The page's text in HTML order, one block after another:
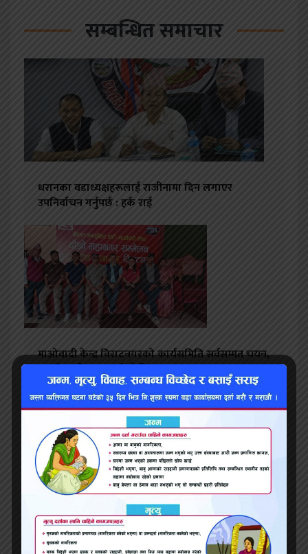
सम्बन्धित समाचार
धरानका वडाध्यक्षहरूलाई राजीनामा दिन लगाएर
उपनिर्वाचन गर्नुपर्छ : हर्क राई
माओवादी केन्द्र विराटनगरको कार्यसमिति सर्वसम्मत चयन,
पदाधिकारी चयन गर्न बाँकी
लागूऔषध सहित २ जना प्रहरीकाे नियन्त्रणमा